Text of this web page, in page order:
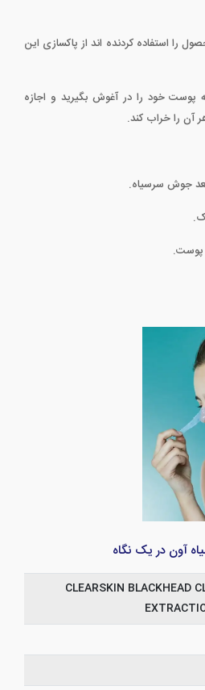
را استفاده کردنده اند از پاکسازی این
پوست خود را در آغوش بگیرید و اجازه
را خراب کند.
جوش سرسیاه.
آون در یک نگاه
CLEARSKIN BLACKHEAD